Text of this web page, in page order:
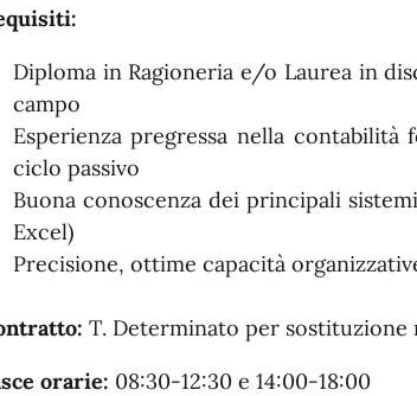
Diploma in Ragioneria e/o Laurea in
campo
Esperienza pregressa nella
ciclo passivo
Buona conoscenza dei principali
Excel)
Precisione, ottime capacità
T. Determinato per sostituzione
orarie: 08:30-12:30 e 14:00-18:00